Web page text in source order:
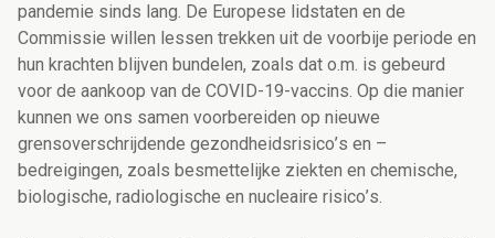
pandemie sinds lang. De Europese lidstaten en de
Commissie willen lessen trekken uit de voorbije periode en
hun krachten blijven bundelen, zoals dat o.m. is gebeurd
voor de aankoop van de COVID-19-vaccins. Op die manier
kunnen we ons samen voorbereiden op nieuwe
grensoverschrijdende gezondheidsrisico’s en –
bedreigingen, zoals besmettelijke ziekten en chemische,
biologische, radiologische en nucleaire risico’s.